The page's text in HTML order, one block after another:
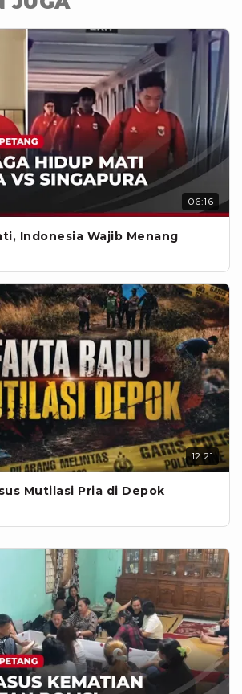
06:16
Indonesia Wajib Menang
12:21
Mutilasi Pria di Depok